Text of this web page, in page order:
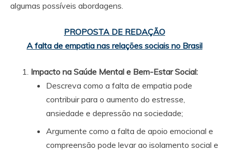
algumas possíveis abordagens.
PROPOSTA DE REDAÇÃO
A falta de empatia nas relações sociais no Brasil
Impacto na Saúde Mental e Bem-Estar Social:
Descreva como a falta de empatia pode
contribuir para o aumento do estresse,
ansiedade e depressão na sociedade;
Argumente como a falta de apoio emocional e
compreensão pode levar ao isolamento social e